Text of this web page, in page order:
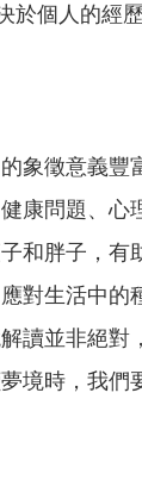
於個人的經
象徵意義豐
康問題、心
和胖子，有
對生活中的
讀並非絕對
境時，我們